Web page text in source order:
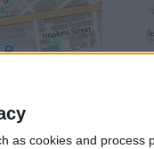
as cookies and process